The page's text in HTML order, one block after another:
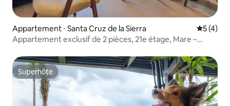
Appartement ⋅ Santa Cruz de la Sierra
5 (4)
Appartement exclusif de 2 pièces, 21e étage, Mare –
Superhôte
Superhôte